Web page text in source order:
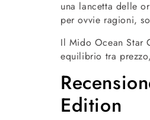
una lancetta delle
per ovvie ragioni,
Il Mido Ocean Star
equilibrio tra
Edition